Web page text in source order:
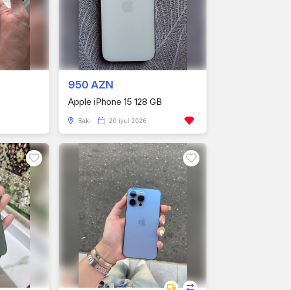
950 AZN
Apple iPhone 15 128 GB
Bakı 20 iyul 2026